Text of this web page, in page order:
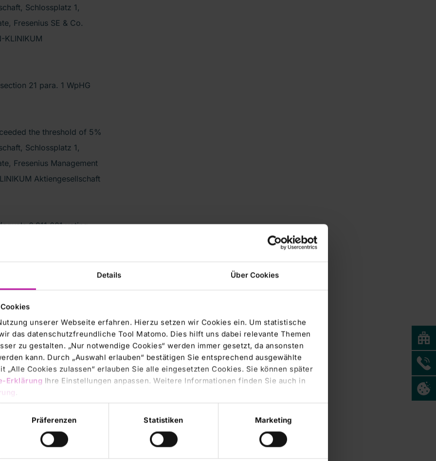
Details Über Cookies
unserer Webseite erfahren. Hierzu setzen wir Cookies ein. Um statistische
das datenschutzfreundliche Tool Matomo. Dies hilft uns dabei relevante Themen
zu gestalten. „Nur notwendige Cookies“ werden immer gesetzt, da ansonsten
kann. Durch „Auswahl erlauben“ bestätigen Sie entsprechend ausgewählte
„Alle Cookies zulassen“ erlauben Sie alle eingesetzten Cookies. Sie können später
Erklärung Ihre Einstellungen anpassen. Weitere Informationen finden Sie auch in
Präferenzen Statistiken Marketing
Schlossplatz 1,
Fresenius SE & Co.
KLINIKUM
21 para. 1 WpHG
the threshold of 5%
Schlossplatz 1,
Fresenius Management
Aktiengesellschaft
6,911,601 voting
to section 22
Fresenius SE &
section 21 para.
exceeded the threshold
On that date, Else
rights in
voting rights).
6,911,601 voting
to section